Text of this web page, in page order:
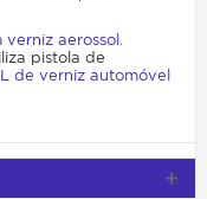
verniz aerossol.
pistola de
de verniz automóvel